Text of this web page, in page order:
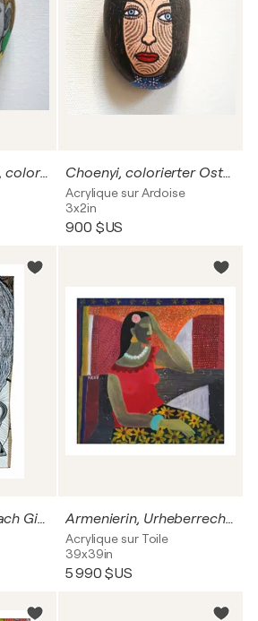
Andreas mit Katze, colorierter Nordseestein, Urheberrecht Katharina Kretschmer Choenyi, colorierter Ostseestein, Urheberrecht Katharina Kretschmer
Acrylique sur Ardoise
3x2in
900 $US
"AUSTREIBUNG" nach Gioconda Belli, Urheberrecht Katharina Kretschmer - Verkauf als gesamten Zyklus Armenierin, Urheberrecht Katharina Kretschmer
Acrylique sur Toile
39x39in
5 990 $US